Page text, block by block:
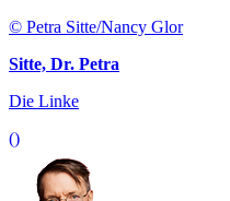
© Petra Sitte/Nancy Glor
Sitte, Dr. Petra
Die Linke
()